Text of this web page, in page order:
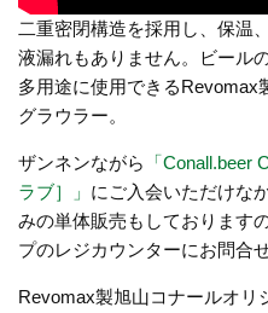
二重密閉構造を採用し、保温
液漏れもありません。ビール
多用途に使用できるRevomax
グラウラー。
ザンネンながら
「Conall.beer
ラブ］」 にご入会いただけな
みの単体販売もしております
プのレジカウンターにお問合
Revomax製旭山コナールオリ